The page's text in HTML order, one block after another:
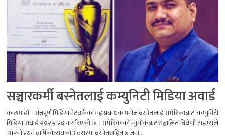
सञ्चारकर्मी बस्नेतलाई कम्युनिटी मिडिया अवार्ड
काठमाडौं । अन्नपूर्ण मिडिया नेटवर्कका महाप्रबन्धक मनोज बस्नेतलाई अमेरिकाबाट ‘कम्युनिटी
मिडिया अवार्ड २०२५’ प्रदान गरिएको छ । अमेरिकाको न्युयोर्कबाट सञ्चालित त्रिवेणी टाइम्सले
आफ्नो प्रथम वार्षिकोत्सवका अवसरमा बस्नेतसहित ७ जना...